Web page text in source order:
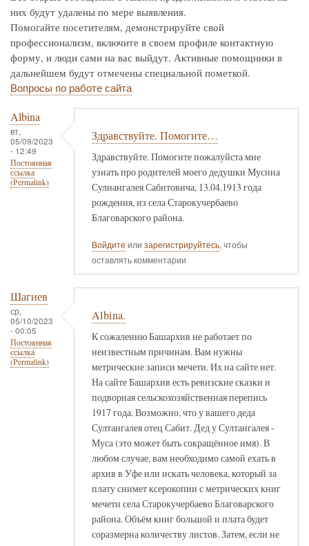
них будут удалены по мере выявления.
Помогайте посетителям, демонстрируйте свой
профессионализм, включите в своем профиле контактную
форму, и люди сами на вас выйдут. Активные помощники в
дальнейшем будут отмечены специальной пометкой.
Вопросы по работе сайта
Albina
вт,
05/09/2023
- 12:49
Постоянная
ссылка
(Permalink)
Здравствуйте. Помогите…
Здравствуйте. Помогите пожалуйста мне
узнать про родителей моего дедушки Мусина
Сулиангалея Сабитовича, 13.04.1913 года
рождения, из села Старокучербаево
Благоварского района.
Войдите или зарегистрируйтесь, чтобы
оставлять комментарии
Шагиев
ср,
05/10/2023
- 00:05
Постоянная
ссылка
(Permalink)
Albina.
К сожалению Башархив не работает по
неизвестным причинам. Вам нужны
метрические записи мечети. Их на сайте нет.
На сайте Башархив есть ревизские сказки и
подворная сельскохозяйственная перепись
1917 года. Возможно, что у вашего деда
Султангалея отец Сабит. Дед у Султангалея -
Муса (это может быть сокращённое имя). В
любом случае, вам необходимо самой ехать в
архив в Уфе или искать человека, который за
плату снимет ксерокопии с метрических книг
мечети села Старокучербаево Благоварского
района. Объём книг большой и плата будет
соразмерна количеству листов. Затем, если не